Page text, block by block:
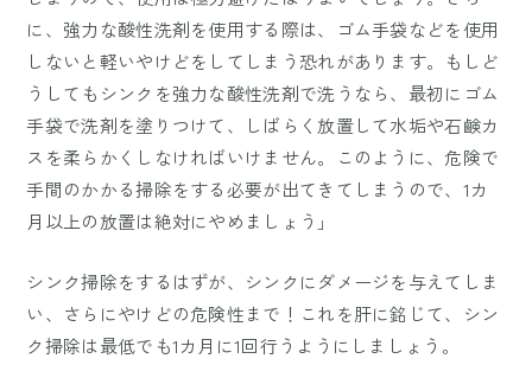
に、強力な酸性洗剤を使用する際は、ゴム手袋などを使用
しないと軽いやけどをしてしまう恐れがあります。もしど
うしてもシンクを強力な酸性洗剤で洗うなら、最初にゴム
手袋で洗剤を塗りつけて、しばらく放置して水垢や石鹸カ
スを柔らかくしなければいけません。このように、危険で
手間のかかる掃除をする必要が出てきてしまうので、1カ
月以上の放置は絶対にやめましょう」
シンク掃除をするはずが、シンクにダメージを与えてしま
い、さらにやけどの危険性まで！これを肝に銘じて、シン
ク掃除は最低でも1カ月に1回行うようにしましょう。